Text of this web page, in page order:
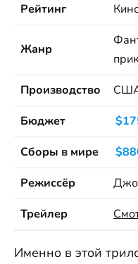
Рейтинг
Жанр
Производство
Бюджет
Сборы в мире
Режиссёр
Трейлер
Именно в этой